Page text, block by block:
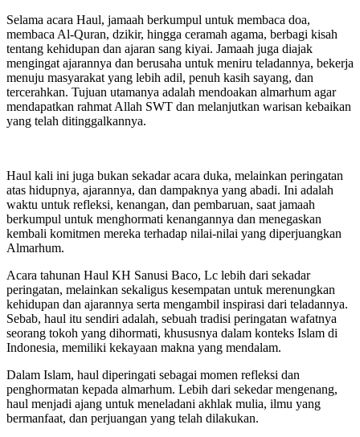
Selama acara Haul, jamaah berkumpul untuk membaca doa,
membaca Al-Quran, dzikir, hingga ceramah agama, berbagi kisah
tentang kehidupan dan ajaran sang kiyai. Jamaah juga diajak
mengingat ajarannya dan berusaha untuk meniru teladannya, bekerja
menuju masyarakat yang lebih adil, penuh kasih sayang, dan
tercerahkan. Tujuan utamanya adalah mendoakan almarhum agar
mendapatkan rahmat Allah SWT dan melanjutkan warisan kebaikan
yang telah ditinggalkannya.
Haul kali ini juga bukan sekadar acara duka, melainkan peringatan
atas hidupnya, ajarannya, dan dampaknya yang abadi. Ini adalah
waktu untuk refleksi, kenangan, dan pembaruan, saat jamaah
berkumpul untuk menghormati kenangannya dan menegaskan
kembali komitmen mereka terhadap nilai-nilai yang diperjuangkan
Almarhum.
Acara tahunan Haul KH Sanusi Baco, Lc lebih dari sekadar
peringatan, melainkan sekaligus kesempatan untuk merenungkan
kehidupan dan ajarannya serta mengambil inspirasi dari teladannya.
Sebab, haul itu sendiri adalah, sebuah tradisi peringatan wafatnya
seorang tokoh yang dihormati, khususnya dalam konteks Islam di
Indonesia, memiliki kekayaan makna yang mendalam.
Dalam Islam, haul diperingati sebagai momen refleksi dan
penghormatan kepada almarhum. Lebih dari sekedar mengenang,
haul menjadi ajang untuk meneladani akhlak mulia, ilmu yang
bermanfaat, dan perjuangan yang telah dilakukan.